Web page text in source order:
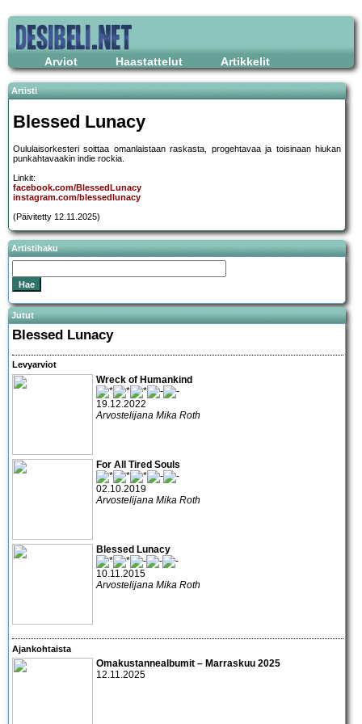
Arviot Haastattelut Artikkelit
Artisti
Blessed Lunacy
Oululaisorkesteri soittaa omanlaistaan raskasta, progehtavaa ja toisinaan hiukan
punkahtavaakin indie rockia.
Linkit:
facebook.com/BlessedLunacy
instagram.com/blessedlunacy
(Päivitetty 12.11.2025)
Artistihaku
Jutut
Blessed Lunacy
Levyarviot
Wreck of Humankind
19.12.2022
Arvostelijana Mika Roth
For All Tired Souls
02.10.2019
Arvostelijana Mika Roth
Blessed Lunacy
10.11.2015
Arvostelijana Mika Roth
Ajankohtaista
Omakustannealbumit – Marraskuu 2025
12.11.2025